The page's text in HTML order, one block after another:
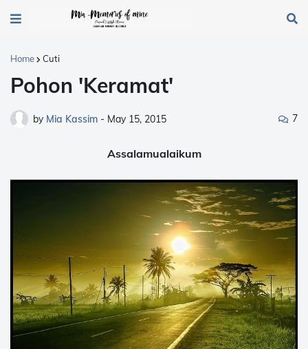
Home Cuti
Pohon 'Keramat'
by Mia Kassim - May 15, 2015 7
Assalamualaikum